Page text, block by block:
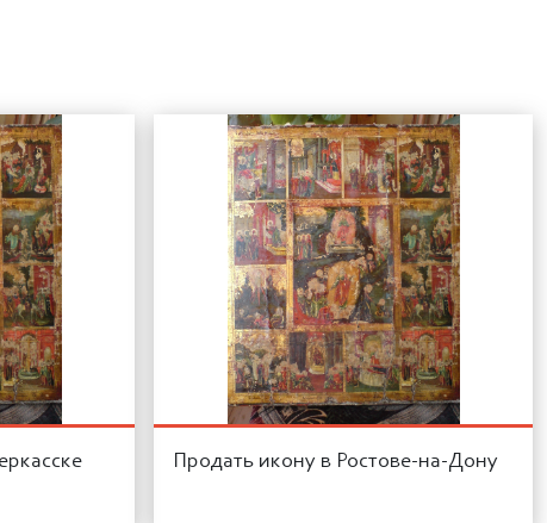
Продать икону в Ростове-на-Дону